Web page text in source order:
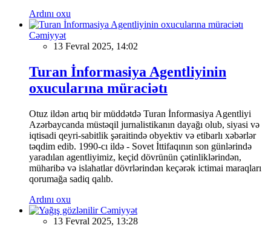
Ardını oxu
Cəmiyyət
13 Fevral 2025, 14:02
Turan İnformasiya Agentliyinin
oxucularına müraciətı
Otuz ildən artıq bir müddətdə Turan İnformasiya Agentliyi
Azərbaycanda müstəqil jurnalistikanın dayağı olub, siyasi və
iqtisadi qeyri-sabitlik şəraitində obyektiv və etibarlı xəbərlər
təqdim edib. 1990-cı ildə - Sovet İttifaqının son günlərində
yaradılan agentliyimiz, keçid dövrünün çətinliklərindən,
müharibə və islahatlar dövrlərindən keçərək ictimai maraqları
qorumağa sadiq qalıb.
Ardını oxu
Cəmiyyət
13 Fevral 2025, 13:28